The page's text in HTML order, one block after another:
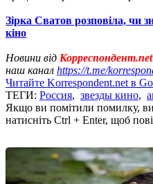
Зірка Сватов розповіла, чи
кіно
Новини від Корреспондент.net
наш канал https://t.me/
Читайте Korrespondent.net в
ТЕГИ: Россия, звезды кино,
Якщо ви помітили помилку,
натисніть Ctrl + Enter, щоб